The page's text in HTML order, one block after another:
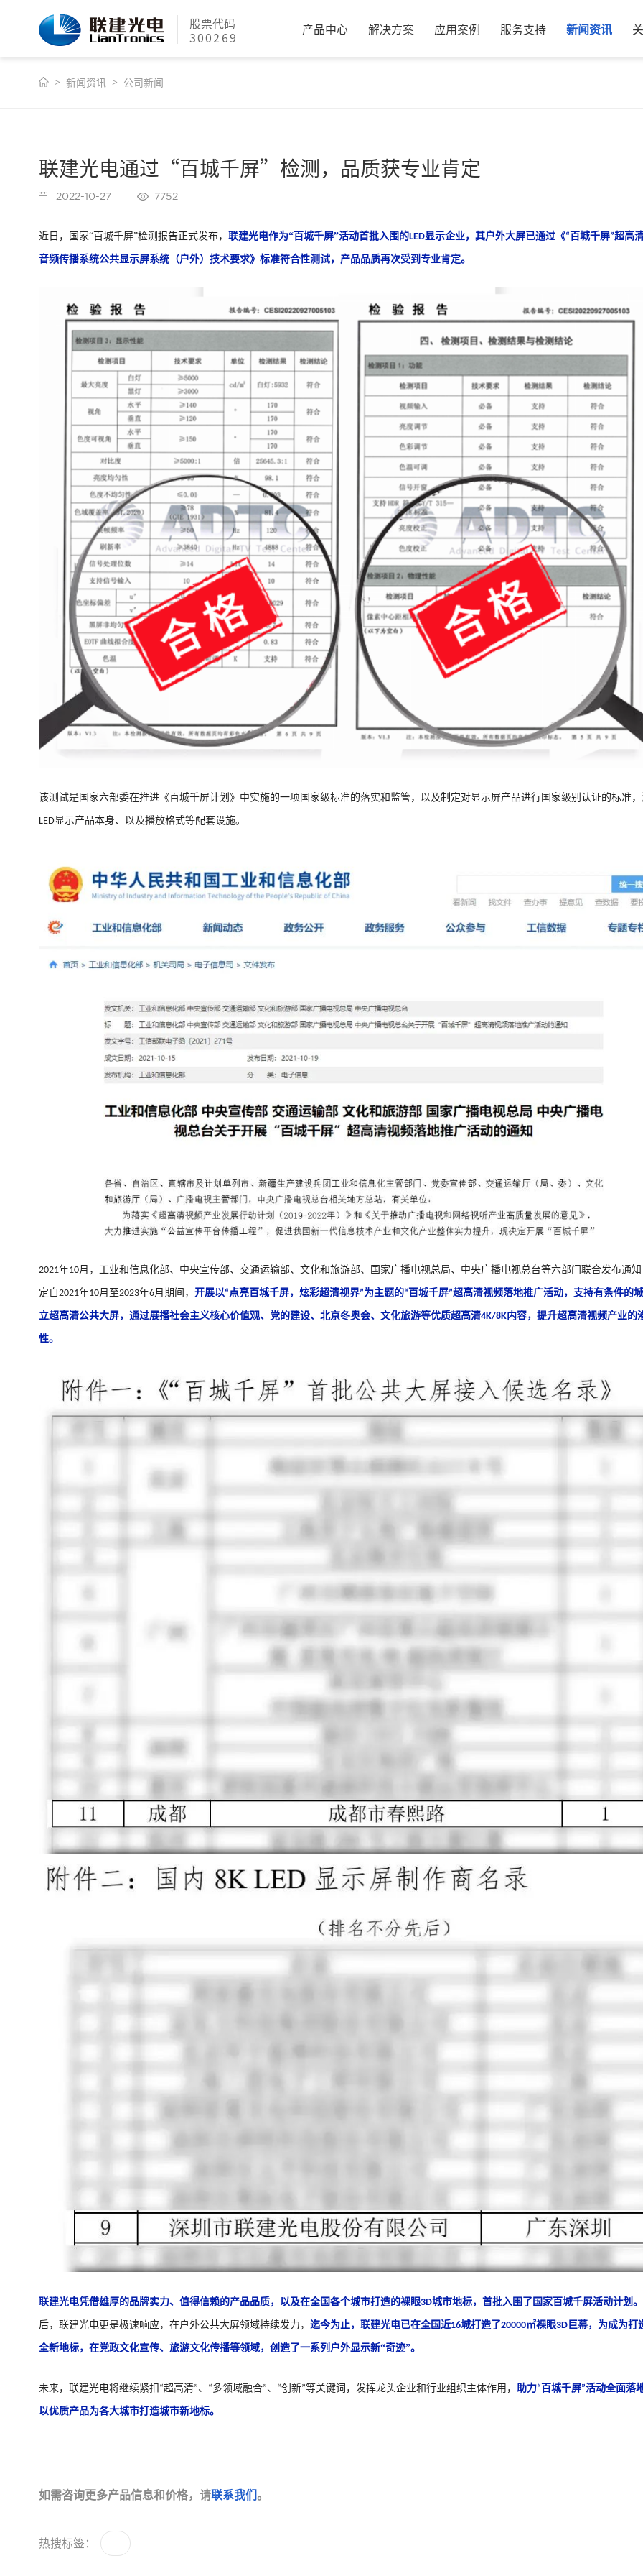
股票代码
300269
产品中心 解决方案 应用案例 服务支持 新闻资讯
新闻资讯 公司新闻
联建光电通过“百城千屏”检测，品质获专业肯定
2022-10-27 7752
近日，国家“百城千屏”检测报告正式发布， 联建光电作为“百城千屏”活动首批入围的LED显示企业，其户外大屏已通过《“ 百城千屏”超高
音频传播系统公共显示屏系统（户外）技术要求》标准符合性测试，产品品质再次受到专业肯定。
该测试是国家六部委在推进《百城千屏计划》中实施的一项国家级标准的落实和监管，以及制定对显示屏产品进行国家级别认证的标准
LED显示产品本身、以及播放格式等配套设施。
2021年10月，工业和信息化部、中央宣传部、交通运输部、文化和旅游部、国家广播电视总局、中央广播电视总台等六部门联合发布通
定自 2021年10月至2023年6月期间， 开展以“点亮百城千屏，炫彩超清视界”为主题的“ 百城千屏”超高清视频落地推广活动，支持有条件的
立超高清公共大屏，通过展播社会主义核心价值观、党的建设、北京冬奥会、文化旅游等优质超高清4K/8K内容，提升超高清视频产业的
性。
联建光电凭借雄厚的品牌实力、值得信赖的产品品质，以及在全国各个城市打造的裸眼3D城市地标，首批入围了国家百城千屏活动计划。
后，联建光电更是极速响应，在户外公共大屏领域持续发力 ， 迄今为止，联建光电已在全国近16城打造了20000㎡裸眼3D巨幕，为成为打
全新地标，在党政文化宣传、旅游文化传播等领域，创造了一系列户外显示新“奇迹”。
未来，联建光电将继续紧扣 “超高清”、 “多领域融合”、 “创新”等关键词，发挥龙头企业和行业组织主体作用， 助力“ 百城千屏”活动全面落
以优质产品为各大城市打造城市新地标。
如需咨询更多产品信息和价格，请联系我们 。
热搜标签：